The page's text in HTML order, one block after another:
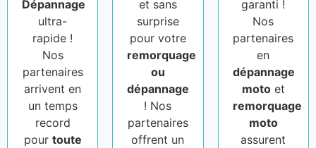
Dépannage
ultra-
rapide !
Nos
partenaires
arrivent en
un temps
record
pour toute
et sans
surprise
pour votre
remorquage
ou
dépannage
! Nos
partenaires
offrent un
garanti !
Nos
partenaires
en
dépannage
motoet
remorquage
moto
assurent